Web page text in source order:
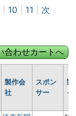
10 11
次
製作会
社
スポン
サー
製